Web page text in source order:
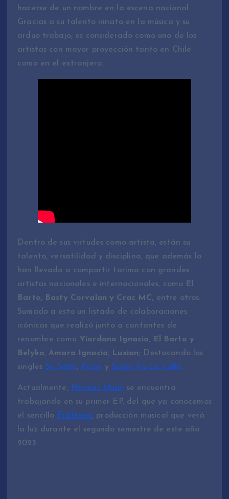
hacerse de un nombre en la escena nacional.
Gracias a su talento innato en la música y su
arduo trabajo, es considerado como uno de los
artistas con mayor proyección tanto en Chile
como en el extranjero.
Dentro de sus virtudes como artista, están su
talento, versatilidad y disciplina, que además lo
han llevado a compartir tarima con grandes
artistas nacionales e internacionales, como
El
Barto, Basty Corvalan y Crac MC, entre otros.
Sumado a esto un listado de colaboraciones
icónicas que realizó junto a cantantes de
renombre como Yiordano Ignacio, El Barto y
Belyko, Amara Ignacia, Luxian; Destacando los
singlesSe Soltó, Perse y Salgo Pa La Calle.
Actualmente, Hermes Music se encuentra
trabajando en su primer EP, del que ya conocemos
el sencillo
Frikitona, producción musical que verá
la luz durante el segundo semestre de este año
2023.